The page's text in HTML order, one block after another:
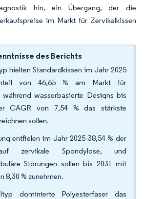
hin, ein Übergang, der die
im Markt für Zervikalkissen
des Berichts
hielten Standardkissen im Jahr 2025
von 46,65 % am Markt für
während wasserbasierte Designs bis
CAGR von 7,54 % das stärkste
sollen.
entfielen im Jahr 2025 38,54 % der
zervikale Spondylose, und
Störungen sollen bis 2031 mit
8,30 % zunehmen.
dominierte Polyesterfaser das